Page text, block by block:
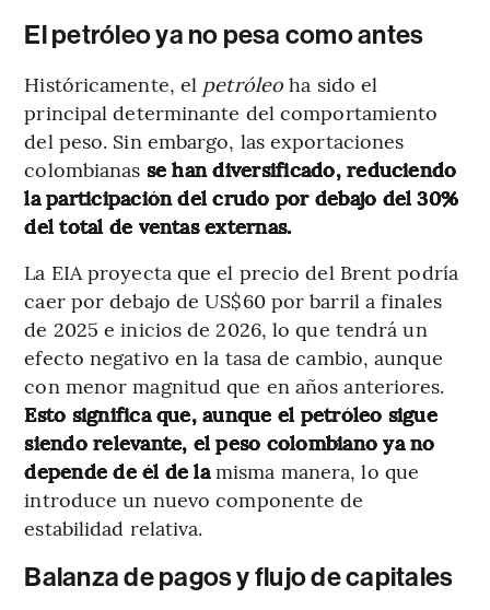
El petróleo ya no pesa como antes
Históricamente, el petróleoha sido el
principal determinante del comportamiento
del peso. Sin embargo, las exportaciones
colombianas se han diversificado, reduciendo
la participación del crudo por debajo del 30%
del total de ventas externas.
La EIA proyecta que el precio del Brent podría
caer por debajo de US$60 por barril a finales
de 2025 e inicios de 2026, lo que tendrá un
efecto negativo en la tasa de cambio, aunque
con menor magnitud que en años anteriores.
Esto significa que, aunque el petróleo sigue
siendo relevante, el peso colombiano ya no
depende de él de lamisma manera, lo que
introduce un nuevo componente de
estabilidad relativa.
Balanza de pagos y flujo de capitales